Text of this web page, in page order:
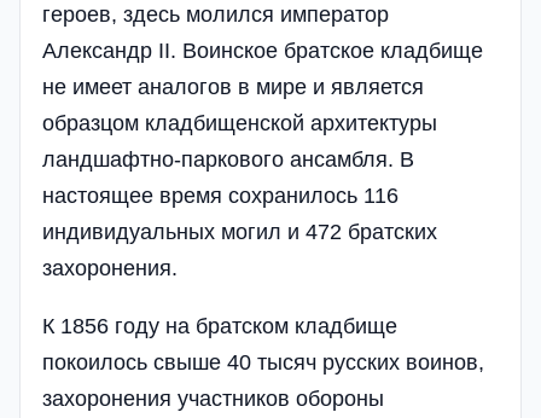
героев, здесь молился император
Александр ІІ. Воинское братское кладбище
не имеет аналогов в мире и является
образцом кладбищенской архитектуры
ландшафтно-паркового ансамбля. В
настоящее время сохранилось 116
индивидуальных могил и 472 братских
захоронения.
К 1856 году на братском кладбище
покоилось свыше 40 тысяч русских воинов,
захоронения участников обороны